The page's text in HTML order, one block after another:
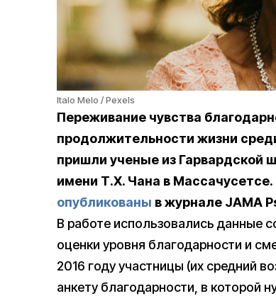
Italo Melo / Pexels
Переживание чувства
продолжительности жизни
пришли ученые из Гарвардской
имени Т.Х. Чана в
опубликованы в журнале JAMA
В работе использовались данные
оценки уровня благодарности и
2016 году участницы (их средний
анкету благодарности, в которой